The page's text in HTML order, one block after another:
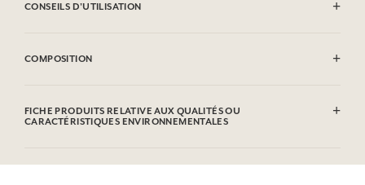
CONSEILS D'UTILISATION
COMPOSITION
Hydroxycitronellal, Hexyl Cinnamal, Linalool, Geraniol, Citronellol,
Alpha-isomethyl Ionone.
FICHE PRODUITS RELATIVE AUX QUALITÉS OU
CARACTÉRISTIQUES ENVIRONNEMENTALES